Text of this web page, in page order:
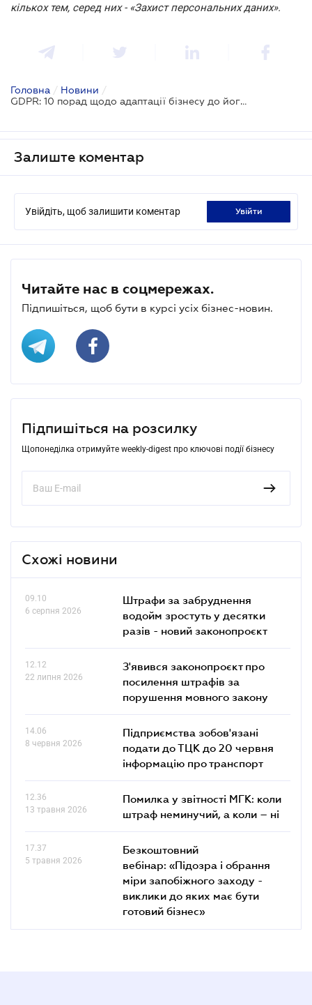
кількох тем, серед них - «Захист персональних даних».
Головна / Новини /
GDPR: 10 порад щодо адаптації бізнесу до його вимог
Залиште коментар
Увійдіть, щоб залишити коментар увійти
Читайте нас в соцмережах.
Підпишіться, щоб бути в курсі усіх бізнес-новин.
Підпишіться на розсилку
Щопонеділка отримуйте weekly-digest про ключові події бізнесу
Схожі новини
09.10
6 серпня 2026
Штрафи за забруднення
водойм зростуть у десятки
разів - новий законопроєкт
12.12
22 липня 2026
З'явився законопроєкт про
посилення штрафів за
порушення мовного закону
14.06
8 червня 2026
Підприємства зобов'язані
подати до ТЦК до 20 червня
інформацію про транспорт
12.36
13 травня 2026
Помилка у звітності МГК: коли
штраф неминучий, а коли – ні
17.37
5 травня 2026
Безкоштовний
вебінар: «Підозра і обрання
міри запобіжного заходу -
виклики до яких має бути
готовий бізнес»